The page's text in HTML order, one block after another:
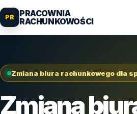
PR
PRACOWNIA
RACHUNKOWOŚCI
Zmiana biura rachunkowego dla
Zmiana